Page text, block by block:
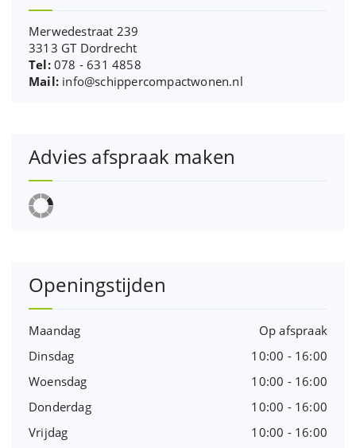
Merwedestraat 239
3313 GT Dordrecht
Tel:078 - 631 4858
Mail: info@schippercompactwonen.nl
Advies afspraak maken
Openingstijden
Maandag
Op afspraak
Dinsdag
10:00 - 16:00
Woensdag
10:00 - 16:00
Donderdag
10:00 - 16:00
Vrijdag
10:00 - 16:00